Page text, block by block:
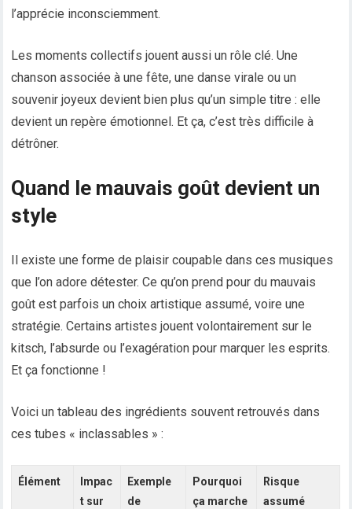
l’apprécie inconsciemment.
Les moments collectifs jouent aussi un rôle clé. Une
chanson associée à une fête, une danse virale ou un
souvenir joyeux devient bien plus qu’un simple titre : elle
devient un repère émotionnel. Et ça, c’est très difficile à
détrôner.
Quand le mauvais goût devient un
style
Il existe une forme de plaisir coupable dans ces musiques
que l’on adore détester. Ce qu’on prend pour du mauvais
goût est parfois un choix artistique assumé, voire une
stratégie. Certains artistes jouent volontairement sur le
kitsch, l’absurde ou l’exagération pour marquer les esprits.
Et ça fonctionne !
Voici un tableau des ingrédients souvent retrouvés dans
ces tubes « inclassables » :
Élément
Impac
t sur
Exemple
de
Pourquoi
ça marche
Risque
assumé